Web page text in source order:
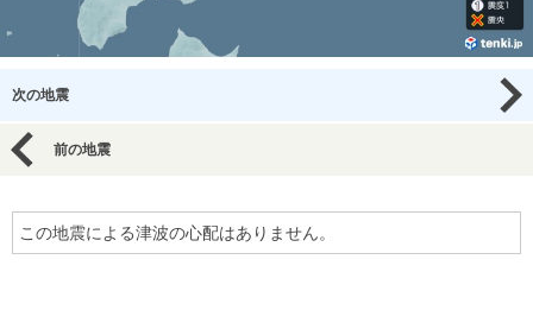
次の地震
前の地震
この地震による津波の心配はありません。